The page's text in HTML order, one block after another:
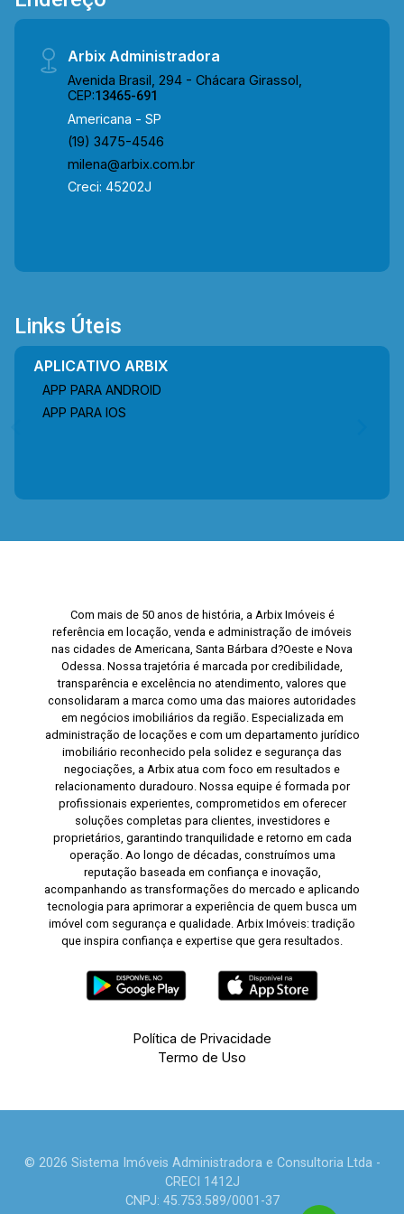
ARBIX IMÓVEIS - Presente em cada mudança!
Arbix Administradora
Avenida Brasil, 294 - Chácara Girassol,
CEP:13465-691
Americana - SP
(19) 3475-4546
milena@arbix.com.br
Creci: 45202J
Links Úteis
APLICATIVO ARBIX
APP PARA ANDROID
APP PARA IOS
Com mais de 50 anos de história, a Arbix Imóveis é
referência em locação, venda e administração de imóveis
nas cidades de Americana, Santa Bárbara d?Oeste e Nova
Odessa. Nossa trajetória é marcada por credibilidade,
transparência e excelência no atendimento, valores que
consolidaram a marca como uma das maiores autoridades
em negócios imobiliários da região. Especializada em
administração de locações e com um departamento jurídico
imobiliário reconhecido pela solidez e segurança das
negociações, a Arbix atua com foco em resultados e
relacionamento duradouro. Nossa equipe é formada por
profissionais experientes, comprometidos em oferecer
soluções completas para clientes, investidores e
proprietários, garantindo tranquilidade e retorno em cada
operação. Ao longo de décadas, construímos uma
reputação baseada em confiança e inovação,
acompanhando as transformações do mercado e aplicando
tecnologia para aprimorar a experiência de quem busca um
imóvel com segurança e qualidade. Arbix Imóveis: tradição
que inspira confiança e expertise que gera resultados.
Política de Privacidade
Termo de Uso
© 2026 Sistema Imóveis Administradora e Consultoria Ltda -
CRECI 1412J
CNPJ: 45.753.589/0001-37